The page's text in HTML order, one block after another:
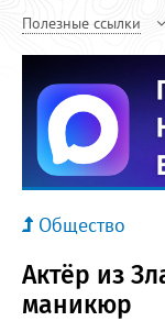
Полезные ссылки
Общество
Актёр из
маникюр